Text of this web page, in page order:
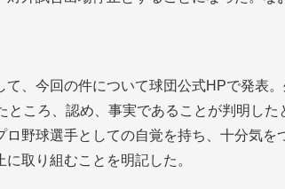
、今回の件について球団公式HPで発表
ところ、認め、事実であることが判明した
野球選手としての自覚を持ち、十分気を
取り組むことを明記した。